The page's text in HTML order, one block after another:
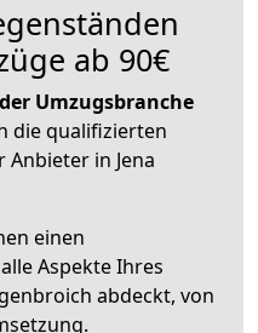
ab 90€
Umzugsbranche
die qualifizierten
in Jena
einen
Aspekte Ihres
abdeckt, von